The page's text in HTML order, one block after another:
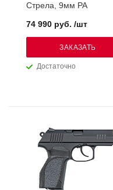
Стрела, 9мм РА
Достаточно
74 990 руб. /шт
ЗАКАЗАТЬ